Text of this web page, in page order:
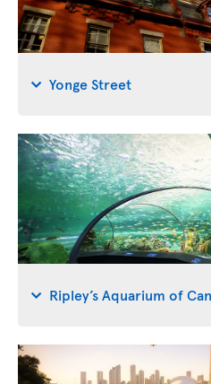
Yonge Street
Ripley’s Aquarium of